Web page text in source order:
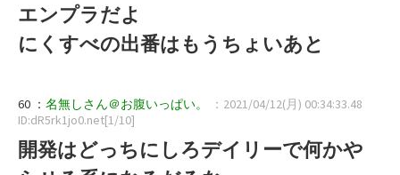
エンプラだよ
にくすべの出番はもうちょいあと
60 ： 名無しさん＠お腹いっぱい。
：2021/04/12(月) 00:34:33.48
ID:dR5rk1jo0.net[1/10]
開発はどっちにしろデイリーで何かや